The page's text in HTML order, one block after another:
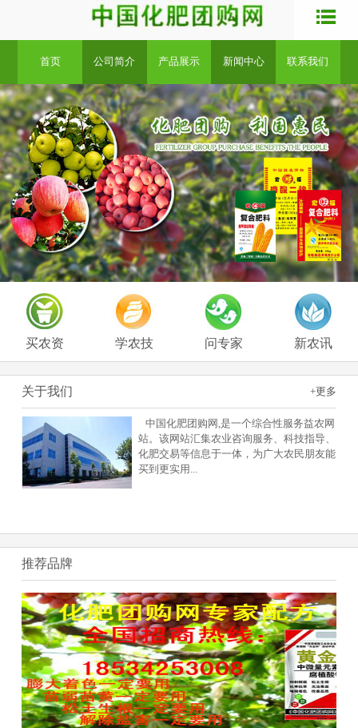
首页 公司简介 产品展示 新闻中心 联系我们
买农资 学农技 问专家 新农讯
+更多
关于我们
中国化肥团购网,是一个综合性服务益农网
站。该网站汇集农业咨询服务、科技指导、
化肥交易等信息于一体，为广大农民朋友能
买到更实用 ...
推荐品牌